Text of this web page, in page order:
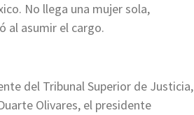
No llega una mujer sola,
al asumir el cargo.
del Tribunal Superior de Justicia,
Olivares, el presidente